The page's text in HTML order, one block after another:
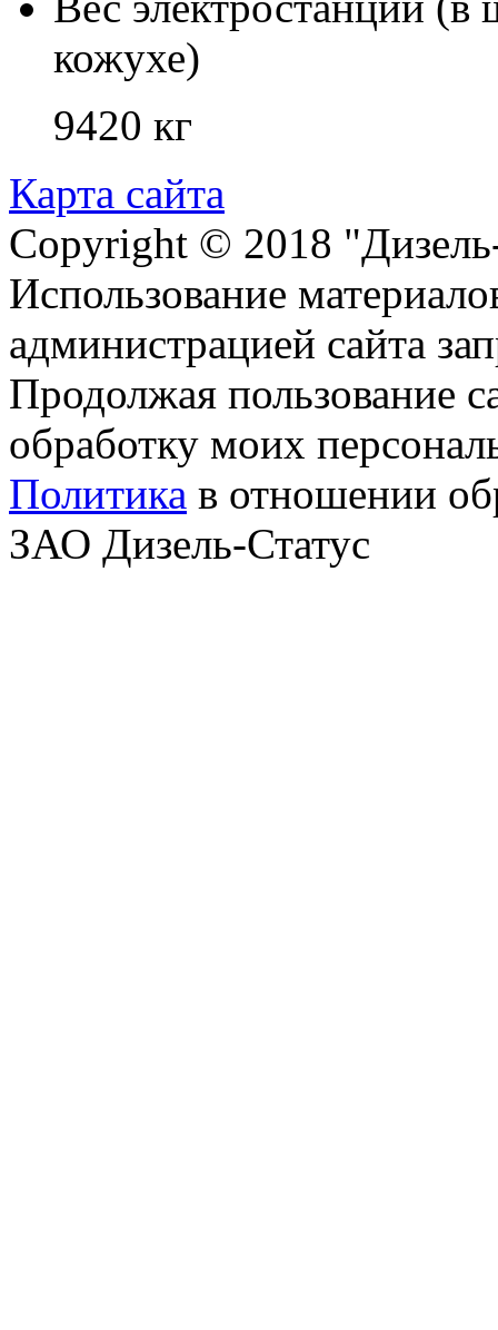
кожухе)
9420 кг
Карта сайта
Copyright © 2018
Использование
администрацией сайта
Продолжая пользование
обработку моих
Политика в отношении
ЗАО Дизель-Статус